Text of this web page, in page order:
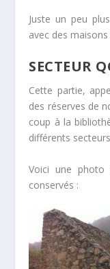
Juste un peu
avec des
SECTEUR
Cette partie,
des réserves de
coup à la
différents
Voici une photo
conservés :